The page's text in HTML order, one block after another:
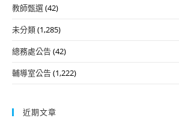
教師甄選(42)
未分類(1,285)
總務處公告(42)
輔導室公告(1,222)
近期文章